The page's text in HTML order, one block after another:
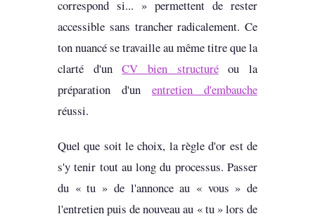
correspond si... » permettent de rester
accessible sans trancher radicalement. Ce
ton nuancé se travaille au même titre que la
clarté d'unCV bien structuréou la
préparation d'un entretien d'embauche
réussi.
Quel que soit le choix, la règle d'or est de
s'y tenir tout au long du processus. Passer
du « tu » de l'annonce au « vous » de
l'entretien puis de nouveau au « tu » lors de